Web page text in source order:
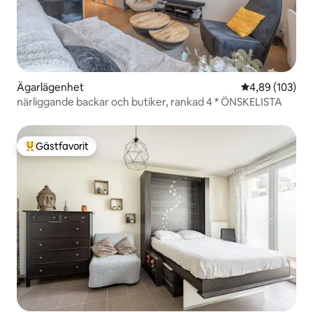
Ägarlägenhet 4,89 av 5 i
4,89 (103)
närliggande backar och butiker, rankad 4 * ÖNSKELISTA
Populär gästfavorit
Gästfavorit